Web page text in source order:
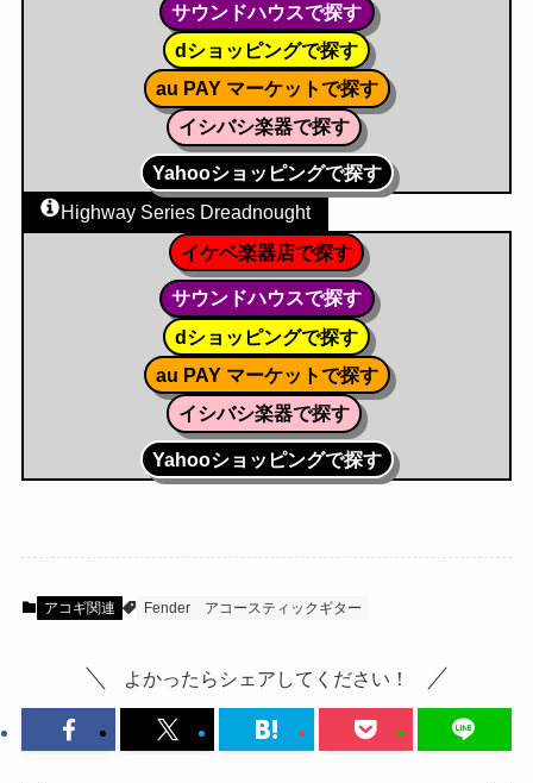
サウンドハウスで探す
dショッピングで探す
au PAY マーケットで探す
イシバシ楽器で探す
Yahooショッピングで探す
Highway Series Dreadnought
イケベ楽器店で探す
サウンドハウスで探す
dショッピングで探す
au PAY マーケットで探す
イシバシ楽器で探す
Yahooショッピングで探す
アコギ関連 Fender アコースティックギター
よかったらシェアしてください！